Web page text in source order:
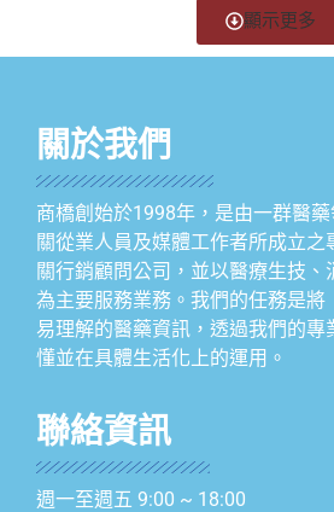
顯示更多
關於我們
商橋創始於1998年，是由一群醫
關從業人員及媒體工作者所成立
關行銷顧問公司，並以醫療生技、
為主要服務業務。我們的任務是將
易理解的醫藥資訊，透過我們的專
懂並在具體生活化上的運用。
聯絡資訊
週一至週五 9:00 ~ 18:00